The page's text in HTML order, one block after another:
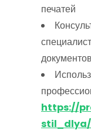
печатей
документов
https://
stil_dlya/